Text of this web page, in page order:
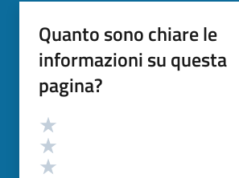
Quanto sono chiare le
informazioni su questa
pagina?
Valutazione